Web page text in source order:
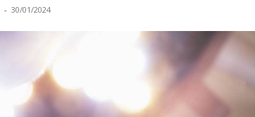
- 30/01/2024